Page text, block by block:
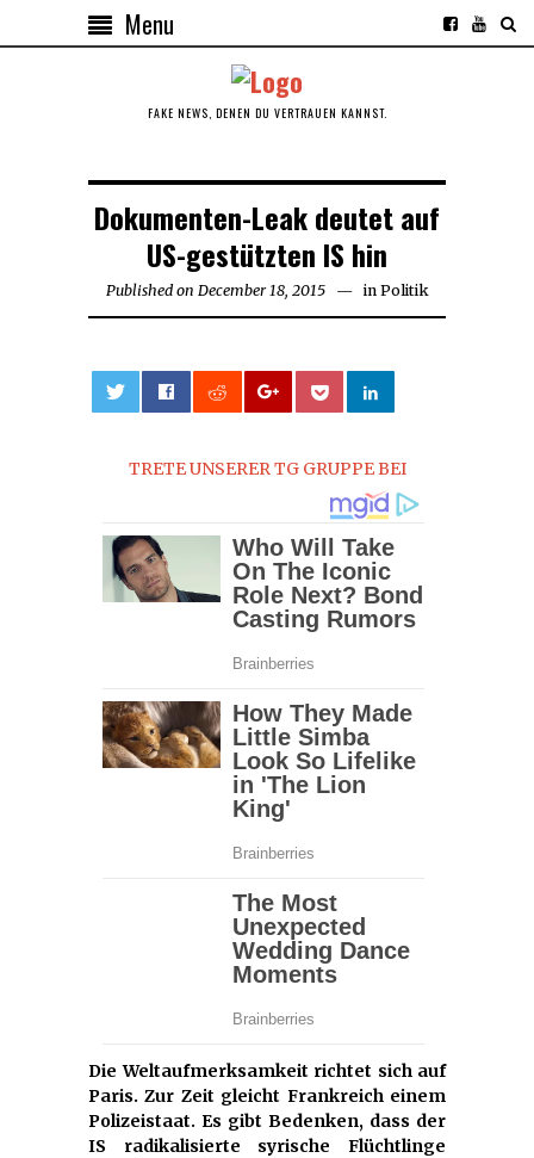
Menu
FAKE NEWS, DENEN DU VERTRAUEN KANNST.
Dokumenten-Leak deutet auf
US-gestützten IS hin
Published on December 18, 2015 in Politik
TRETE UNSERER TG GRUPPE BEI
Die Weltaufmerksamkeit richtet sich auf
Paris. Zur Zeit gleicht Frankreich einem
Polizeistaat. Es gibt Bedenken, dass der
IS radikalisierte syrische Flüchtlinge